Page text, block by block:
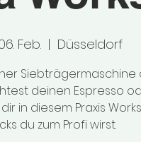
Feb.
  |
Düsseldorf
deinen Espresso
in diesem Praxis
du zum Profi wirst.